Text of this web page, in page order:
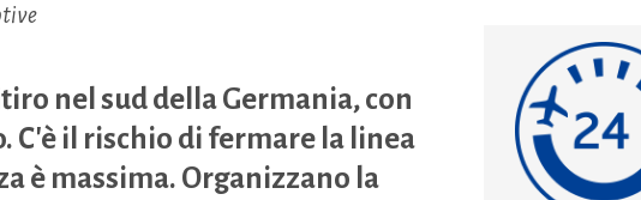
nel sud della Germania, con
C'è il rischio di fermare la linea
è massima. Organizzano la